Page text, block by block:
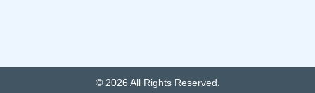
© 2026 All Rights Reserved.